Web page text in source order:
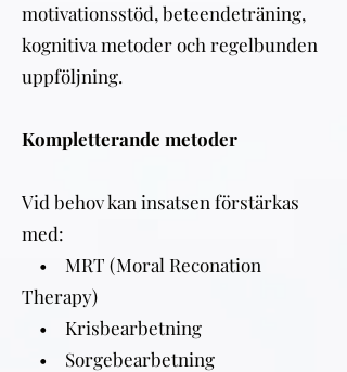
motivationsstöd, beteendeträning,
kognitiva metoder och regelbunden
uppföljning.
Kompletterande metoder
Vid behov kan insatsen förstärkas
med:
• MRT (Moral Reconation
Therapy)
• Krisbearbetning
• Sorgebearbetning